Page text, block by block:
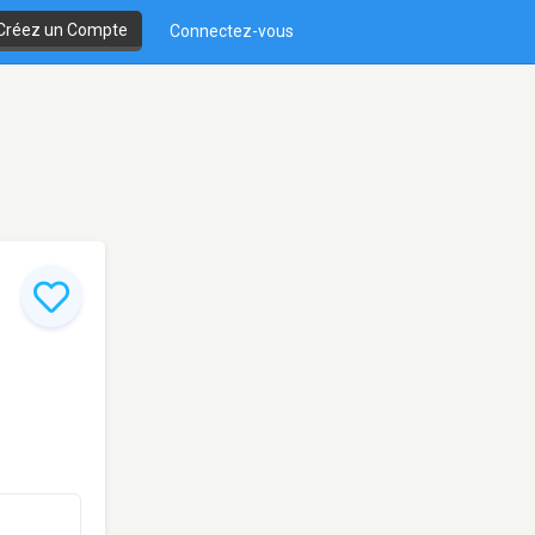
un Compte Connectez-vous